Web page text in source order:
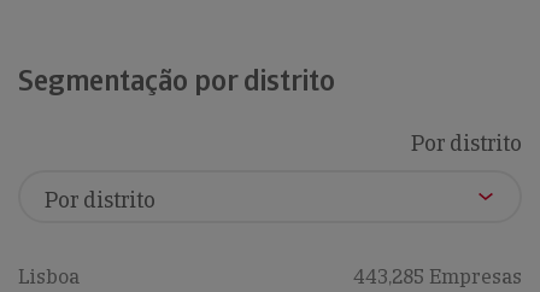
Segmentação por distrito
Por distrito
Lisboa 443,285 Empresas